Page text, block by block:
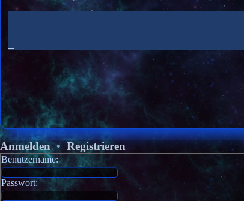
Anmelden•Registrieren
Benutzername:
Passwort: